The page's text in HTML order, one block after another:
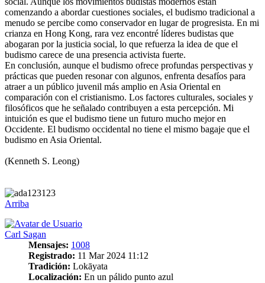
comenzando a abordar cuestiones sociales, el budismo tradicional a
menudo se percibe como conservador en lugar de progresista. En mi
crianza en Hong Kong, rara vez encontré líderes budistas que
abogaran por la justicia social, lo que refuerza la idea de que el
budismo carece de una presencia activista fuerte.
En conclusión, aunque el budismo ofrece profundas perspectivas y
prácticas que pueden resonar con algunos, enfrenta desafíos para
atraer a un público juvenil más amplio en Asia Oriental en
comparación con el cristianismo. Los factores culturales, sociales y
filosóficos que he señalado contribuyen a esta percepción. Mi
intuición es que el budismo tiene un futuro mucho mejor en
Occidente. El budismo occidental no tiene el mismo bagaje que el
budismo en Asia Oriental.
(Kenneth S. Leong)
Arriba
Carl Sagan
Mensajes: 1008
Registrado: 11 Mar 2024 11:12
Tradición: Lokāyata
Localización: En un pálido punto azul